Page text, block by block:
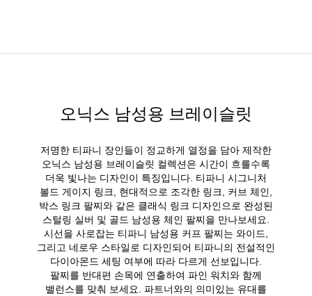
오닉스 남성용 브레이슬릿
저명한 티파니 장인들이 정교하게 열정을 담아 제작한
오닉스 남성용 브레이슬릿 컬렉션은 시간이 흐를수록
더욱 빛나는 디자인이 특징입니다. 티파니 시그니처
볼드 게이지 링크, 현대적으로 조각한 링크, 커브 체인,
박스 링크 팔찌와 같은 클래식 링크 디자인으로 완성된
스털링 실버 및 골드 남성용 체인 팔찌을 만나보세요.
시선을 사로잡는 티파니 남성용 커프 팔찌는 와이드,
그리고 네로우 스타일로 디자인되어 티파니의 전설적인
다이아몬드 세팅 여부에 따라 다르게 선보입니다.
팔찌를 반대편 손목에 연출하여 파인 워치와 함께
밸런스를 맞춰 보세요. 파트너와의 의미있는 유대를